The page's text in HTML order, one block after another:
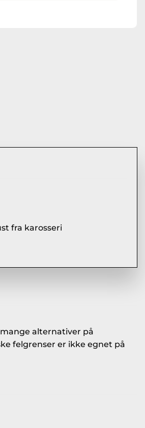
fra karosseri
alternativer på
felgrenser er ikke egnet på